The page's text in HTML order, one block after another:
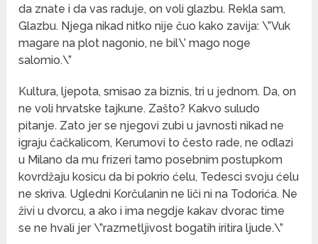
da znate i da vas raduje, on voli glazbu. Rekla sam,
Glazbu. Njega nikad nitko nije čuo kako zavija: \”Vuk
magare na plot nagonio, ne bil\’ mago noge
salomio.\”
Kultura, ljepota, smisao za biznis, tri u jednom. Da, on
ne voli hrvatske tajkune. Zašto? Kakvo suludo
pitanje. Zato jer se njegovi zubi u javnosti nikad ne
igraju čačkalicom, Kerumovi to često rade, ne odlazi
u Milano da mu frizeri tamo posebnim postupkom
kovrdžaju kosicu da bi pokrio ćelu, Tedesci svoju ćelu
ne skriva. Ugledni Korčulanin ne liči ni na Todorića. Ne
živi u dvorcu, a ako i ima negdje kakav dvorac time
se ne hvali jer \”razmetljivost bogatih iritira ljude.\”